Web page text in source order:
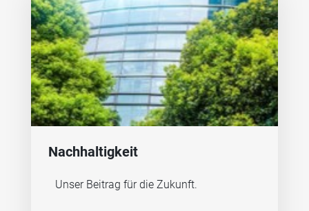
Nachhaltigkeit
Unser Beitrag für die Zukunft.